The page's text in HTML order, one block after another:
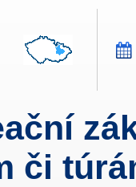
či